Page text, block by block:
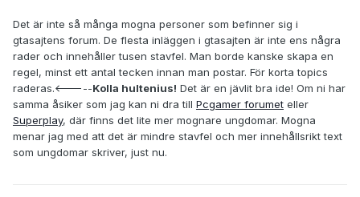
Det är inte så många mogna personer som befinner sig i
gtasajtens forum. De flesta inläggen i gtasajten är inte ens några
rader och innehåller tusen stavfel. Man borde kanske skapa en
regel, minst ett antal tecken innan man postar. För korta topics
raderas.<-----Kolla hultenius! Det är en jävlit bra ide! Om ni har
samma åsiker som jag kan ni dra till Pcgamer forumet eller
Superplay, där finns det lite mer mognare ungdomar. Mogna
menar jag med att det är mindre stavfel och mer innehållsrikt text
som ungdomar skriver, just nu.